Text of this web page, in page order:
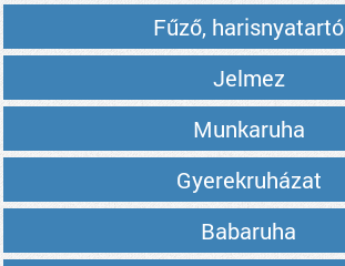
Fűző, harisnyatartó
Jelmez
Munkaruha
Gyerekruházat
Babaruha